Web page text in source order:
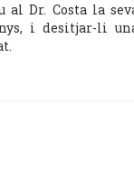
al Dr. Costa la
i desitjar-li